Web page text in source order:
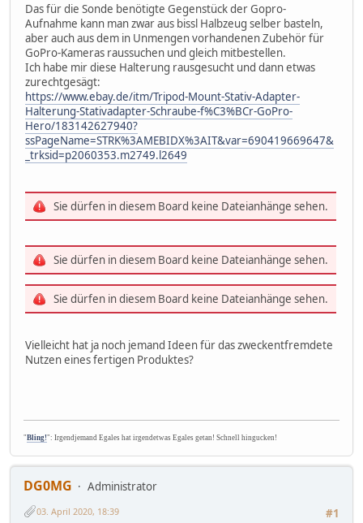
Das für die Sonde benötigte Gegenstück der Gopro-
Aufnahme kann man zwar aus bissl Halbzeug selber basteln,
aber auch aus dem in Unmengen vorhandenen Zubehör für
GoPro-Kameras raussuchen und gleich mitbestellen.
Ich habe mir diese Halterung rausgesucht und dann etwas
zurechtgesägt:
https://www.ebay.de/itm/Tripod-Mount-Stativ-Adapter-
Halterung-Stativadapter-Schraube-f%C3%BCr-GoPro-
Hero/183142627940?
ssPageName=STRK%3AMEBIDX%3AIT&var=690419669647&
_trksid=p2060353.m2749.l2649
Sie dürfen in diesem Board keine Dateianhänge sehen.
Sie dürfen in diesem Board keine Dateianhänge sehen.
Sie dürfen in diesem Board keine Dateianhänge sehen.
Vielleicht hat ja noch jemand Ideen für das zweckentfremdete
Nutzen eines fertigen Produktes?
"Bling!": Irgendjemand Egales hat irgendetwas Egales getan! Schnell hingucken!
DG0MG
Administrator
#1
03. April 2020, 18:39